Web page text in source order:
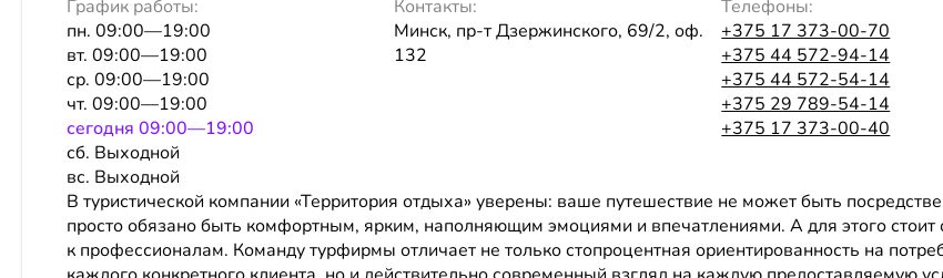
График работы:
пн. 09:00—19:00
вт. 09:00—19:00
ср. 09:00—19:00
чт. 09:00—19:00
сeгодня 09:00—19:00
сб. Выходной
вс. Выходной
Контакты:
Минск, пр-т Дзержинского, 69/2, оф.
132
Телефоны:
+375 17 373-00-70
+375 44 572-94-14
+375 44 572-54-14
+375 29 789-54-14
+375 17 373-00-40
В туристической компании «Территория отдыха» уверены: ваше путешествие не может быть
просто обязано быть комфортным, ярким, наполняющим эмоциями и впечатлениями. А для этого стоит
к профессионалам. Команду турфирмы отличает не только стопроцентная ориентированность на